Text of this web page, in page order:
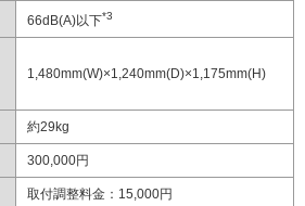
66dB(A)以下*3
1,480mm(W)×1,240mm(D)×1,175mm(H)
約29kg
300,000円
取付調整料金：15,000円